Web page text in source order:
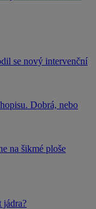
se nový intervenční
Dobrá, nebo
na šikmé ploše
jádra?